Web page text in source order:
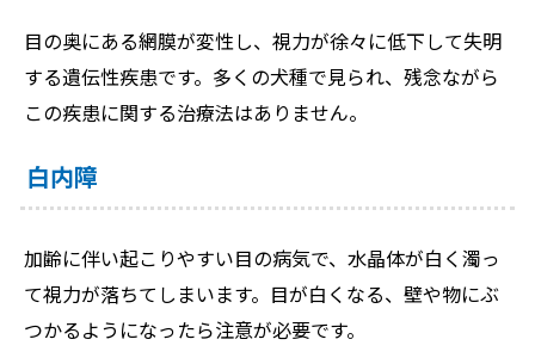
目の奥にある網膜が変性し、視力が徐々に低下して失明
する遺伝性疾患です。多くの犬種で見られ、残念ながら
この疾患に関する治療法はありません。
白内障
加齢に伴い起こりやすい目の病気で、水晶体が白く濁っ
て視力が落ちてしまいます。目が白くなる、壁や物にぶ
つかるようになったら注意が必要です。